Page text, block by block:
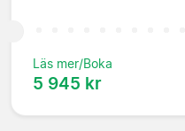
Läs mer/Boka
5 945 kr